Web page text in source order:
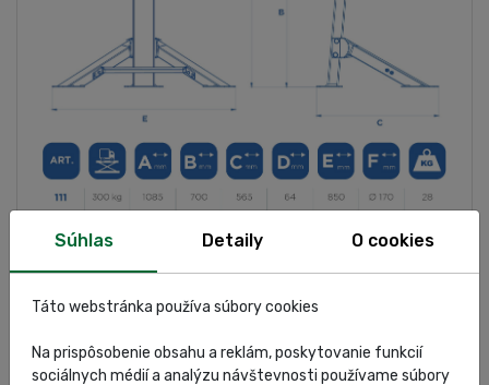
ŠPECIFIKÁCIA
HODNOTENIA
Súhlas Detaily O cookies
Táto webstránka používa súbory cookies
Na prispôsobenie obsahu a reklám, poskytovanie funkcií
sociálnych médií a analýzu návštevnosti používame súbory